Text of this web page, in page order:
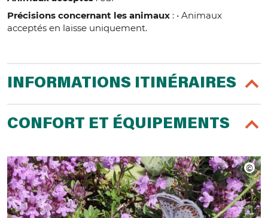
Précisions concernant les animaux : • Animaux
acceptés en laisse uniquement.
INFORMATIONS ITINÉRAIRES
CONFORT ET ÉQUIPEMENTS